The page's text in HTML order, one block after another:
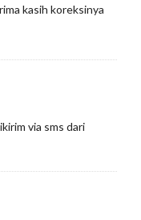
kasih koreksinya
via sms dari